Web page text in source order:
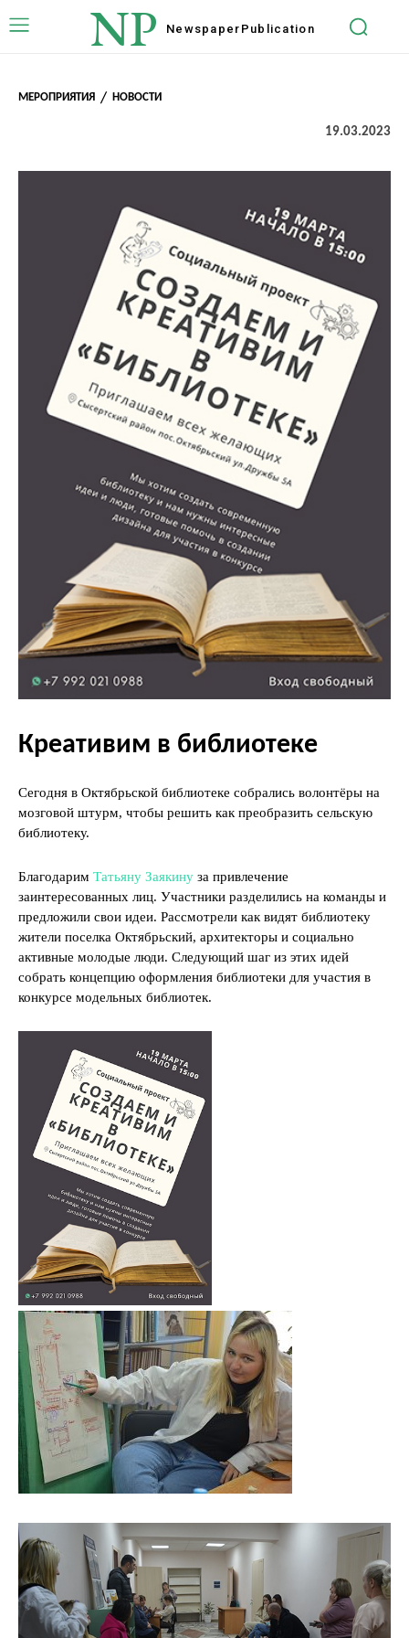
NP Newspaper Publication
МЕРОПРИЯТИЯ НОВОСТИ
19.03.2023
Креативим в библиотеке
Сегодня в Октябрьской библиотеке собрались волонтёры на
мозговой штурм, чтобы решить как преобразить сельскую
библиотеку.
Благодарим Татьяну Заякину за привлечение
заинтересованных лиц. Участники разделились на команды и
предложили свои идеи. Рассмотрели как видят библиотеку
жители поселка Октябрьский, архитекторы и социально
активные молодые люди. Следующий шаг из этих идей
собрать концепцию оформления библиотеки для участия в
конкурсе модельных библиотек.